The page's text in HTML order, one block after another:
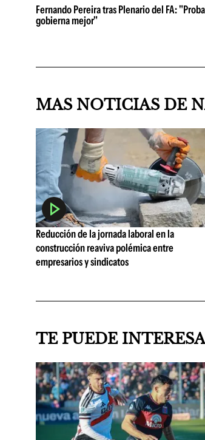
Fernando Pereira tras Plenario del FA:
gobierna mejor"
MAS NOTICIAS DE
Reducción de la jornada laboral en la
construcción reaviva polémica entre
empresarios y sindicatos
TE PUEDE